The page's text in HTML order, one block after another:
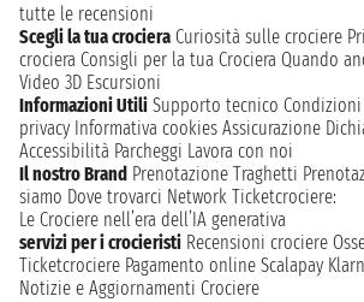
tutte le recensioni
Scegli la tua crociera Curiosità sulle crociere
crociera Consigli per la tua Crociera Quando
Video 3D Escursioni
Informazioni Utili Supporto tecnico
privacy Informativa cookies Assicurazione
Accessibilità Parcheggi Lavora con noi
Il nostro Brand Prenotazione Traghetti
siamo Dove trovarci Network Ticketcrociere:
Le Crociere nell’era dell’IA generativa
servizi per i crocieristi Recensioni crociere
Ticketcrociere Pagamento online Scalapay
Notizie e Aggiornamenti Crociere